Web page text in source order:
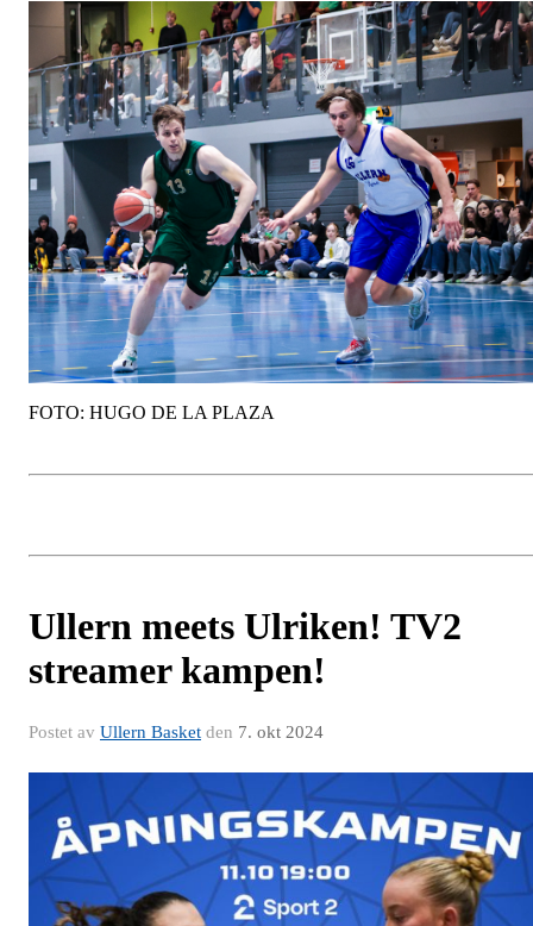
FOTO: HUGO DE LA PLAZA
Ullern meets Ulriken! TV2
streamer kampen!
Postet av Ullern Basket den 7. okt 2024